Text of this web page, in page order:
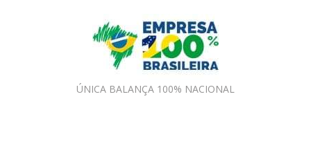
ÚNICA BALANÇA 100% NACIONAL